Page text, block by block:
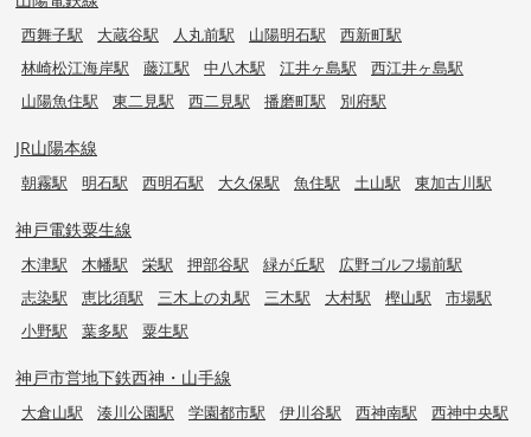
西舞子駅 大蔵谷駅 人丸前駅 山陽明石駅
西新町駅
林崎松江海岸駅
藤江駅 中八木駅 江井ヶ島駅
西江井ヶ島駅
山陽魚住駅
東二見駅 西二見駅 播磨町駅 別府駅
JR山陽本線
朝霧駅 明石駅 西明石駅 大久保駅 魚住駅 土山駅 東加古川駅
神戸電鉄粟生線
木津駅 木幡駅 栄駅 押部谷駅 緑が丘駅
広野ゴルフ場前駅
志染駅
恵比須駅 三木上の丸駅 三木駅 大村駅 樫山駅
市場駅
小野駅
葉多駅 粟生駅
神戸市営地下鉄西神・山手線
大倉山駅 湊川公園駅 学園都市駅 伊川谷駅 西神南駅 西神中央駅